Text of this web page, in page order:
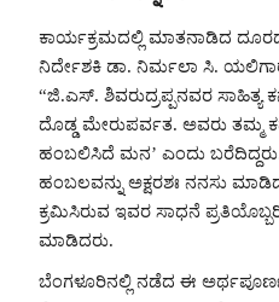
ಕಾರ್ಯಕ್ರಮದಲ್ಲಿ ಮಾತನಾಡಿದ
ನಿರ್ದೇಶಕಿ ಡಾ. ನಿರ್ಮಲಾ ಸಿ.
“ಜಿ.ಎಸ್. ಶಿವರುದ್ರಪ್ಪನವರ ಸಾಹಿತ್ಯ
ದೊಡ್ಡ ಮೇರುಪರ್ವತ. ಅವರು ತಮ್ಮ
ಹಂಬಲಿಸಿದೆ ಮನ’ ಎಂದು
ಹಂಬಲವನ್ನು ಅಕ್ಷರಶಃ ನನಸು
ಕ್ರಮಿಸಿರುವ ಇವರ ಸಾಧನೆ
ಮಾಡಿದರು.
ಬೆಂಗಳೂರಿನಲ್ಲಿ ನಡೆದ ಈ